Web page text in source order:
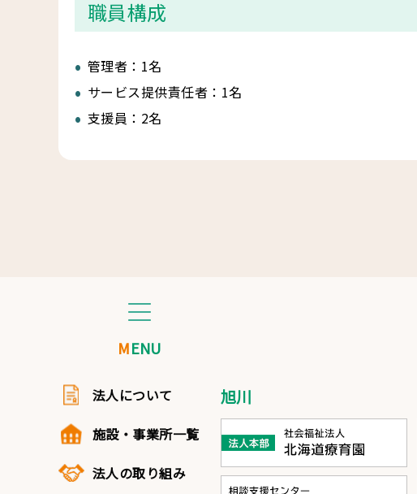
職員構成
管理者：1名
サービス提供責任者：1名
支援員：2名
MENU
法人について
施設・事業所一覧
法人の取り組み
旭川